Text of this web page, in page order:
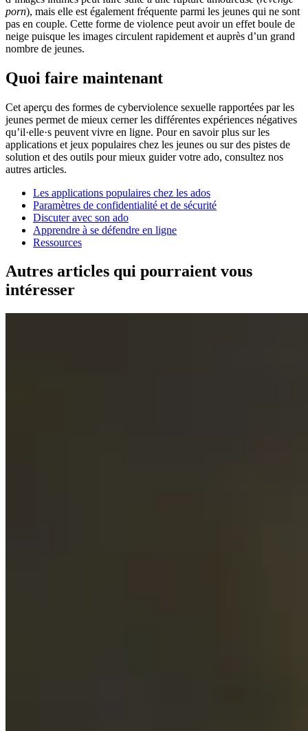
porn), mais elle est également fréquente parmi les jeunes qui ne sont
pas en couple. Cette forme de violence peut avoir un effet boule de
neige puisque les images circulent rapidement et auprès d’un grand
nombre de jeunes.
Quoi faire maintenant
Cet aperçu des formes de cyberviolence sexuelle rapportées par les
jeunes permet de mieux cerner les différentes expériences négatives
qu’il·elle·s peuvent vivre en ligne. Pour en savoir plus sur les
applications et jeux populaires chez les jeunes ou sur des pistes de
solution et des outils pour mieux guider votre ado, consultez nos
autres articles.
Les applications populaires chez les ados
Paramètres de confidentialité et de sécurité
Discuter avec son ado
Apprendre à se défendre en ligne
Ressources
Autres articles qui pourraient vous
intéresser